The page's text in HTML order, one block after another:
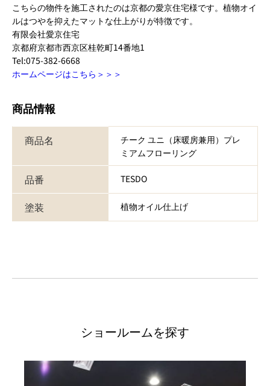
こちらの物件を施工されたのは京都の愛京住宅様です。植物オイ
ルはつやを抑えたマットな仕上がりが特徴です。
有限会社愛京住宅
京都府京都市西京区桂乾町14番地1
Tel:075-382-6668
ホームページはこちら＞＞＞
商品情報
商品名
チーク ユニ（床暖房兼用）プレ
ミアムフローリング
品番 TESDO
塗装 植物オイル仕上げ
ショールームを探す